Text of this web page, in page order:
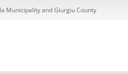
Municipality and Giurgiu County